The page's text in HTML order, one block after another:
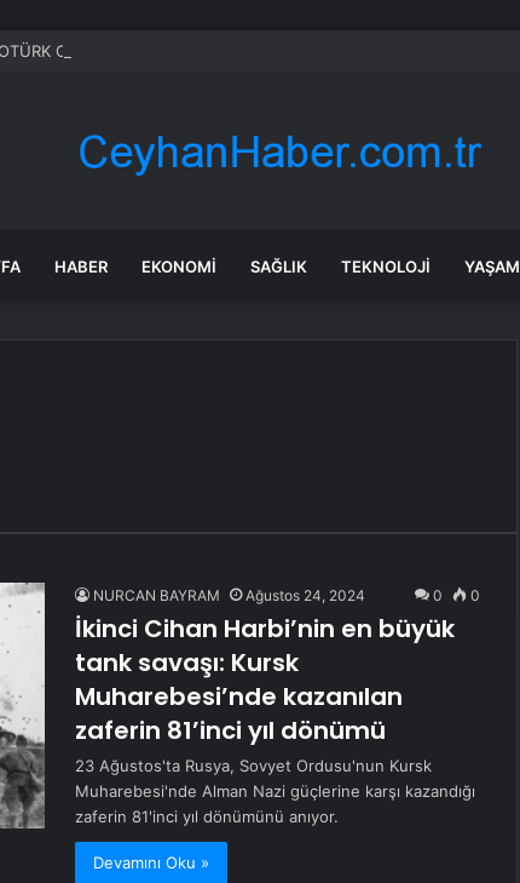
Ordu’da Göz Doldurdu
HABER EKONOMI SAĞLIK TEKNOLOJI YAŞAM
NURCAN BAYRAM Ağustos 24, 2024 0 0
İkinci Cihan Harbi’nin en büyük
tank savaşı: Kursk
Muharebesi’nde kazanılan
zaferin 81’inci yıl dönümü
23 Ağustos'ta Rusya, Sovyet Ordusu'nun Kursk
Muharebesi'nde Alman Nazi güçlerine karşı kazandığı
zaferin 81'inci yıl dönümünü anıyor.
Devamını Oku »